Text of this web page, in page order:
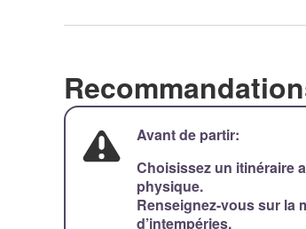
Avant de partir:
Choisissez un itinéraire
physique.
Renseignez-vous sur la
d’intempéries.